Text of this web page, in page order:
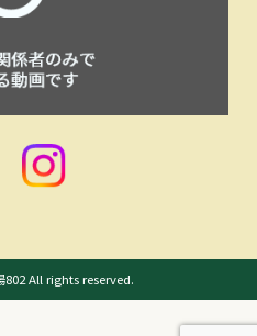
All rights reserved.